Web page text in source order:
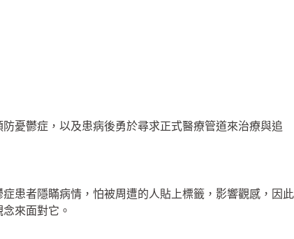
憂鬱症，以及患病後勇於尋求正式醫療管道來治療與追
患者隱瞞病情，怕被周遭的人貼上標籤，影響觀感，因此
來面對它。